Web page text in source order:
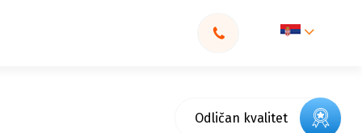
Odličan kvalitet